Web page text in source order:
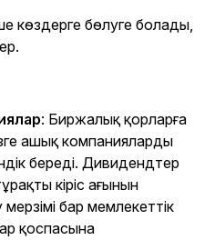
көздерге бөлуге болады,
: Биржалық қорларға
ашық компанияларды
береді. Дивидендтер
кіріс ағынын
мерзімі бар мемлекеттік
қоспасына